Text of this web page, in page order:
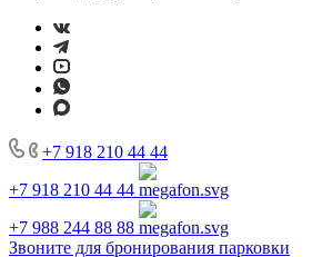
+7 918 210 44 44
+7 918 210 44 44
+7 988 244 88 88
Звоните для бронирования парковки